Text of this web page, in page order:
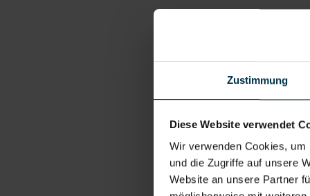
Zustimmung
Diese Website verwendet
Wir verwenden Cookies,
und die Zugriffe auf unsere
Website an unsere Partner